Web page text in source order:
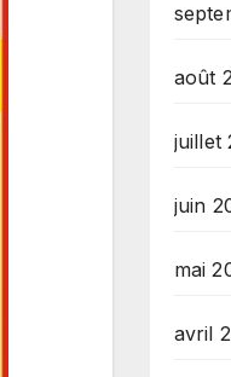
août
juillet
juin
mai
avril